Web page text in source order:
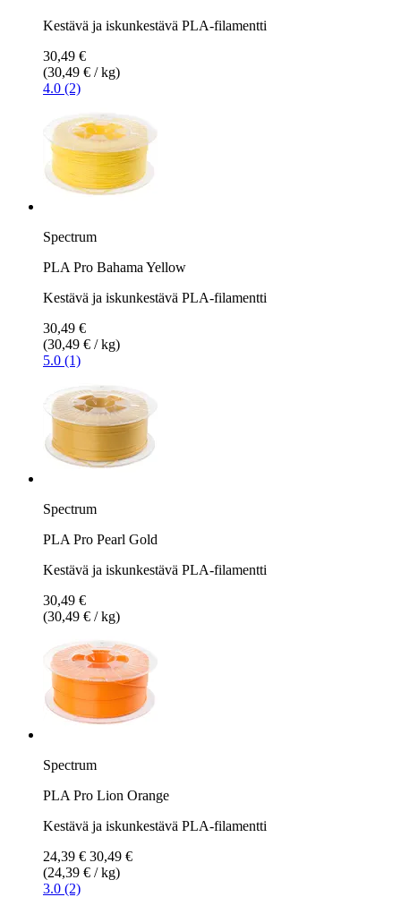
Kestävä ja iskunkestävä PLA-filamentti
30,49 €
(30,49 € / kg)
4.0 (2)
Spectrum
PLA Pro Bahama Yellow
Kestävä ja iskunkestävä PLA-filamentti
30,49 €
(30,49 € / kg)
5.0 (1)
Spectrum
PLA Pro Pearl Gold
Kestävä ja iskunkestävä PLA-filamentti
30,49 €
(30,49 € / kg)
Spectrum
PLA Pro Lion Orange
Kestävä ja iskunkestävä PLA-filamentti
24,39 € 30,49 €
(24,39 € / kg)
3.0 (2)